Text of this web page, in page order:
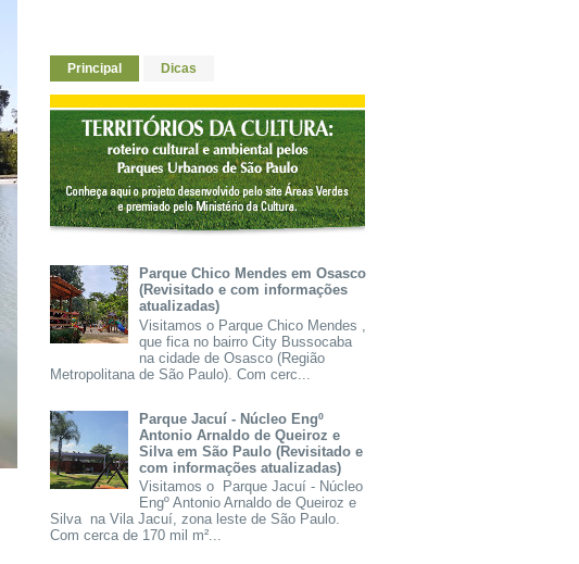
Principal Dicas
Parque Chico Mendes em Osasco
(Revisitado e com informações
atualizadas)
Visitamos o Parque Chico Mendes ,
que fica no bairro City Bussocaba
na cidade de Osasco (Região
Metropolitana de São Paulo). Com cerc...
Parque Jacuí - Núcleo Engº
Antonio Arnaldo de Queiroz e
Silva em São Paulo (Revisitado e
com informações atualizadas)
Visitamos o Parque Jacuí - Núcleo
Engº Antonio Arnaldo de Queiroz e
Silva na Vila Jacuí, zona leste de São Paulo.
Com cerca de 170 mil m²...